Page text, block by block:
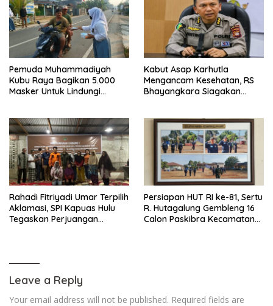
Pemuda Muhammadiyah
Kubu Raya Bagikan 5.000
Masker Untuk Lindungi
Kabut Asap Karhutla
Mengancam Kesehatan, RS
Bhayangkara Siagakan
Rahadi Fitriyadi Umar Terpilih
Aklamasi, SPI Kapuas Hulu
Tegaskan Perjuangan
Persiapan HUT RI ke-81, Sertu
R. Hutagalung Gembleng 16
Calon Paskibra Kecamatan
Leave a Reply
Your email address will not be published. Required fields are